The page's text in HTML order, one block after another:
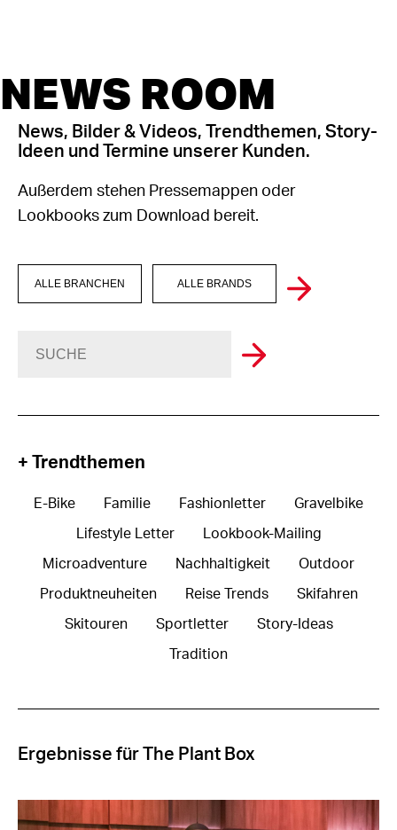
NEWS ROOM
News, Bilder & Videos, Trendthemen, Story-
Ideen und Termine unserer Kunden.
Außerdem stehen Pressemappen oder
Lookbooks zum Download bereit.
ALLE BRANCHEN ALLE BRANDS
+ Trendthemen
E-Bike Familie Fashionletter Gravelbike
Lifestyle Letter Lookbook-Mailing
Microadventure Nachhaltigkeit Outdoor
Produktneuheiten Reise Trends Skifahren
Skitouren Sportletter Story-Ideas
Tradition
Ergebnisse für The Plant Box